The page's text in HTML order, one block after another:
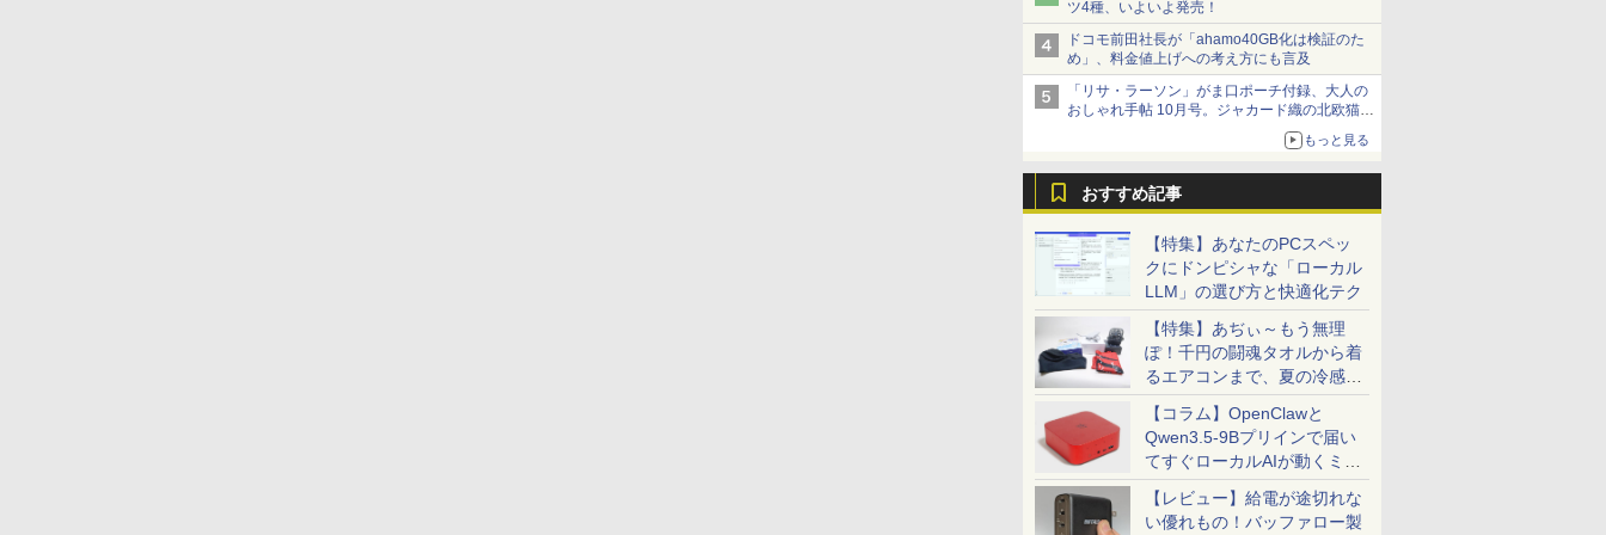
ツ4種、いよいよ発売！
ドコモ前田社長が「ahamo40GB化は検証のた
め」、料金値上げへの考え方にも言及
「リサ・ラーソン」がま口ポーチ付録、大人の
おしゃれ手帖 10月号。ジャカード織の北欧猫デ
もっと見る
おすすめ記事
【特集】あなたのPCスペッ
クにドンピシャな「ローカル
LLM」の選び方と快適化テク
【特集】あぢぃ～もう無理
ぽ！千円の闘魂タオルから着
るエアコンまで、夏の冷感グ
ッズ一挙紹介
【コラム】OpenClawと
Qwen3.5-9Bプリインで届い
てすぐローカルAIが動くミニ
PC「SER9 Pro」
【レビュー】給電が途切れな
い優れもの！バッファロー製